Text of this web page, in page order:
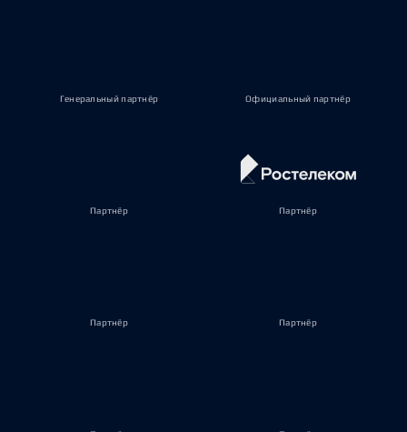
Генеральный партнёр Официальный партнёр
Партнёр Партнёр
Партнёр Партнёр